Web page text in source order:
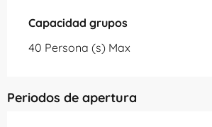
Capacidad grupos
Capacidad grupos
40 Persona (s) Max
Periodos de apertura